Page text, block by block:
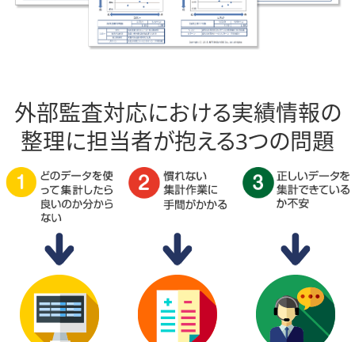
外部監査対応における実績情報の
整理に担当者が抱える3つの問題